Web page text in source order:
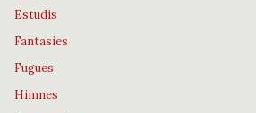
Estudis
Fantasies
Fugues
Himnes